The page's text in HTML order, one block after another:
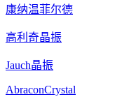
康纳温菲尔德
高利奇晶振
Jauch晶振
AbraconCrystal